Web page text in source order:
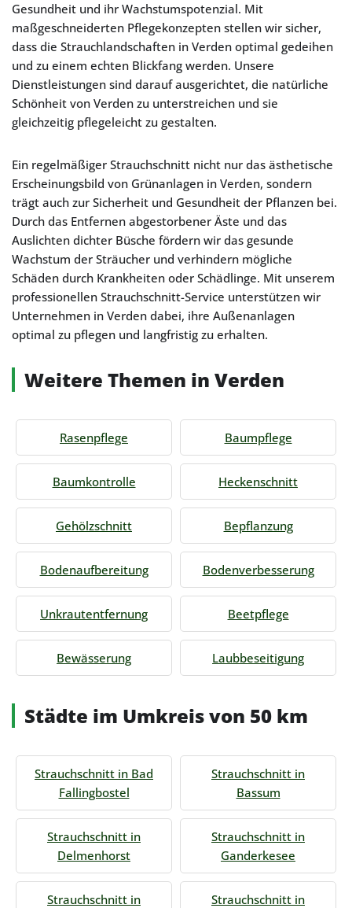
Gesundheit und ihr Wachstumspotenzial. Mit
maßgeschneiderten Pflegekonzepten stellen wir sicher,
dass die Strauchlandschaften in Verden optimal gedeihen
und zu einem echten Blickfang werden. Unsere
Dienstleistungen sind darauf ausgerichtet, die natürliche
Schönheit von Verden zu unterstreichen und sie
gleichzeitig pflegeleicht zu gestalten.
Ein regelmäßiger Strauchschnitt nicht nur das ästhetische
Erscheinungsbild von Grünanlagen in Verden, sondern
trägt auch zur Sicherheit und Gesundheit der Pflanzen bei.
Durch das Entfernen abgestorbener Äste und das
Auslichten dichter Büsche fördern wir das gesunde
Wachstum der Sträucher und verhindern mögliche
Schäden durch Krankheiten oder Schädlinge. Mit unserem
professionellen Strauchschnitt-Service unterstützen wir
Unternehmen in Verden dabei, ihre Außenanlagen
optimal zu pflegen und langfristig zu erhalten.
Weitere Themen in Verden
Rasenpflege Baumpflege
Baumkontrolle Heckenschnitt
Gehölzschnitt Bepflanzung
Bodenaufbereitung Bodenverbesserung
Unkrautentfernung Beetpflege
Bewässerung Laubbeseitigung
Städte im Umkreis von 50 km
Strauchschnitt in Bad
Fallingbostel
Strauchschnitt in
Bassum
Strauchschnitt in
Delmenhorst
Strauchschnitt in
Ganderkesee
Strauchschnitt in
Strauchschnitt in